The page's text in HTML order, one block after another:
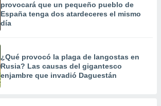
provocará que un pequeño pueblo de
España tenga dos atardeceres el mismo
día
¿Qué provocó la plaga de langostas en
Rusia? Las causas del gigantesco
enjambre que invadió Daguestán